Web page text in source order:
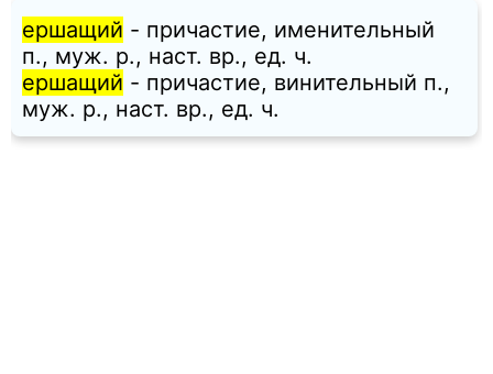
ершащий - причастие, именительный
п., муж. p., наст. вр., ед. ч.
ершащий - причастие, винительный п.,
муж. p., наст. вр., ед. ч.